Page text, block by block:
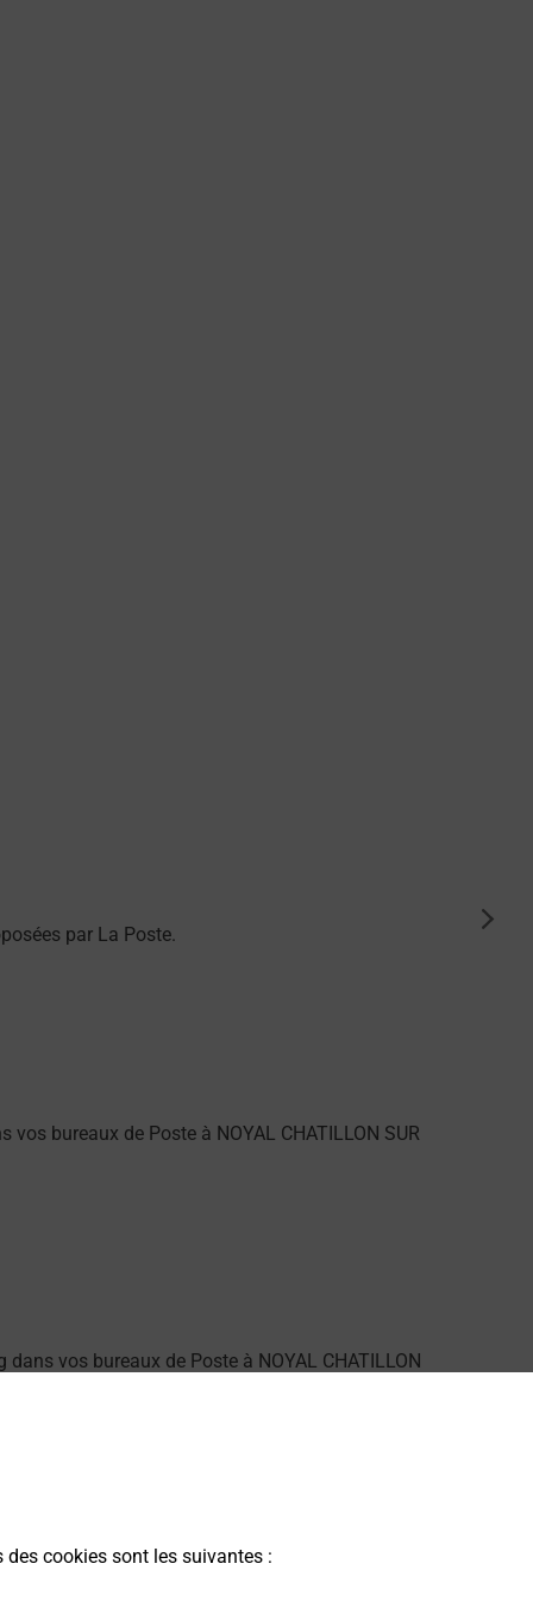
cookies sont les suivantes :
par La Poste.
bureaux de Poste à NOYAL CHATILLON SUR
vos bureaux de Poste à NOYAL CHATILLON